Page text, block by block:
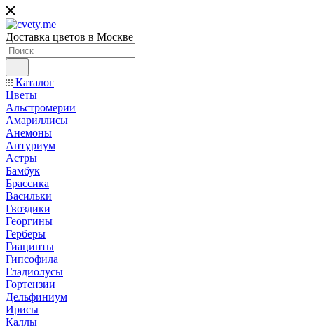
Доставка цветов в Москве
Каталог
Цветы
Альстромерии
Амариллисы
Анемоны
Антуриум
Астры
Бамбук
Брассика
Васильки
Гвоздики
Георгины
Герберы
Гиацинты
Гипсофила
Гладиолусы
Гортензии
Дельфиниум
Ирисы
Каллы